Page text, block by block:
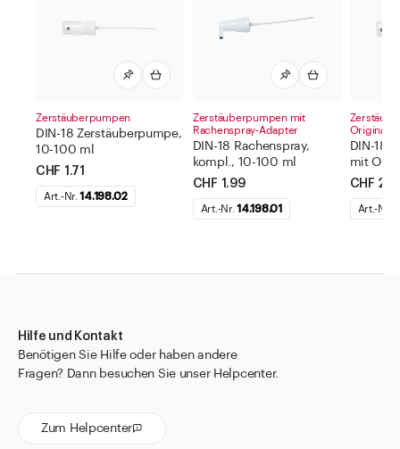
Zerstäuberpumpen
DIN-18 Zerstäuberpumpe,
10-100 ml
CHF 1.71
Art.-Nr.14.198.02
Zerstäuberpumpen mit
Rachenspray-Adapter
DIN-18 Rachenspray,
kompl., 10-100 ml
CHF 1.99
Art.-Nr.14.198.01
DIN-18
mit OR,
CHF
Art.-Nr.
Hilfe und Kontakt
Benötigen Sie Hilfe oder haben andere
Fragen? Dann besuchen Sie unser Helpcenter.
Zum Helpcenter